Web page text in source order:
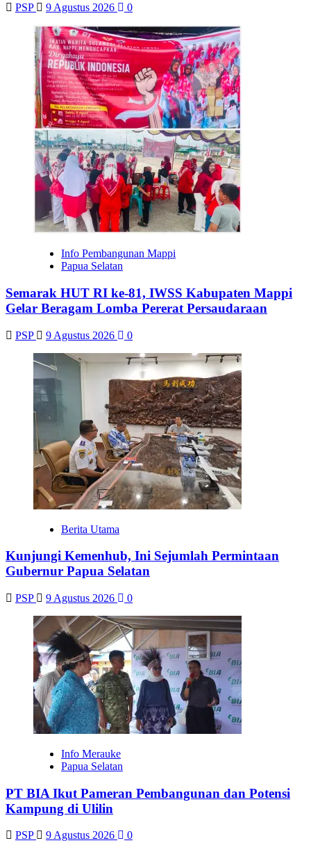
PSP 9 Agustus 2026 0
Info Pembangunan Mappi
Papua Selatan
Semarak HUT RI ke-81, IWSS Kabupaten Mappi
Gelar Beragam Lomba Pererat Persaudaraan
PSP 9 Agustus 2026 0
Berita Utama
Kunjungi Kemenhub, Ini Sejumlah Permintaan
Gubernur Papua Selatan
PSP 9 Agustus 2026 0
Info Merauke
Papua Selatan
PT BIA Ikut Pameran Pembangunan dan Potensi
Kampung di Ulilin
PSP 9 Agustus 2026 0